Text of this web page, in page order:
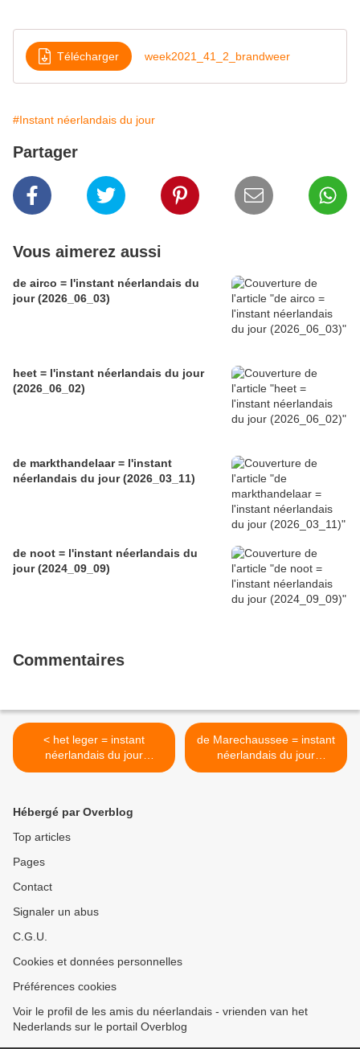
Télécharger week2021_41_2_brandweer
#Instant néerlandais du jour
Partager
Vous aimerez aussi
de airco = l'instant néerlandais du
jour (2026_06_03)
heet = l'instant néerlandais du jour
(2026_06_02)
de markthandelaar = l'instant
néerlandais du jour (2026_03_11)
de noot = l'instant néerlandais du
jour (2024_09_09)
Commentaires
< het leger = instant
néerlandais du jour
(2021_10_11)
de Marechaussee = instant
néerlandais du jour
(2021_10_13) >
Hébergé par Overblog
Top articles
Pages
Contact
Signaler un abus
C.G.U.
Cookies et données personnelles
Préférences cookies
Voir le profil de les amis du néerlandais - vrienden van het
Nederlands sur le portail Overblog